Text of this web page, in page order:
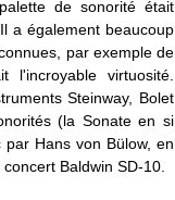
de sonorité était
a également beaucoup
par exemple de
virtuosité.
Steinway, Bolet
(la Sonate en si
Hans von Bülow, en
Baldwin SD-10.